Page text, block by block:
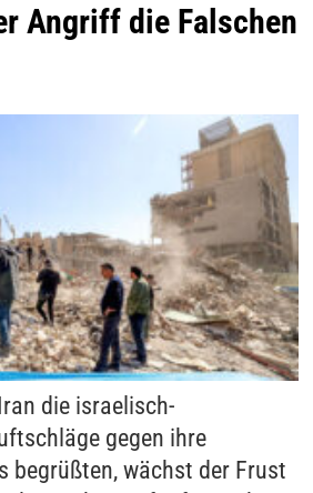
Angriff die Falschen
die israelisch-
gegen ihre
begrüßten, wächst der Frust